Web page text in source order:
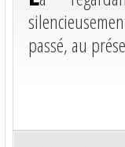
passé, au